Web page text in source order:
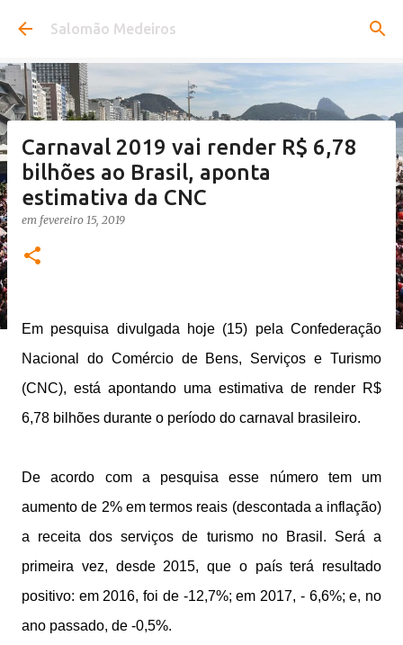
Pular para o conteúdo principal
Salomão Medeiros
Carnaval 2019 vai render R$ 6,78
bilhões ao Brasil, aponta
estimativa da CNC
em fevereiro 15, 2019
Em pesquisa divulgada hoje (15) pela Confederação
Nacional do Comércio de Bens, Serviços e Turismo
(CNC), está apontando uma estimativa de render R$
6,78 bilhões durante o período do carnaval brasileiro.
De acordo com a pesquisa esse número tem um
aumento de 2% em termos reais (descontada a inflação)
a receita dos serviços de turismo no Brasil. Será a
primeira vez, desde 2015, que o país terá resultado
positivo: em 2016, foi de -12,7%; em 2017, - 6,6%; e, no
ano passado, de -0,5%.